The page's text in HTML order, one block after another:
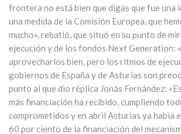
frontera no está bien que digas que fue una
una medida de la Comisión Europea, que
mucho», rebatió, que situó en su punto de
ejecución y de los fondos Next Generation:
aprovecharlos bien, pero los ritmos de
gobiernos de España y de Asturias son
punto al que dio réplica Jonás Fernández:
más financiación ha recibido, cumpliendo
comprometidos y en abril Asturias ya había
60 por ciento de la financiación del